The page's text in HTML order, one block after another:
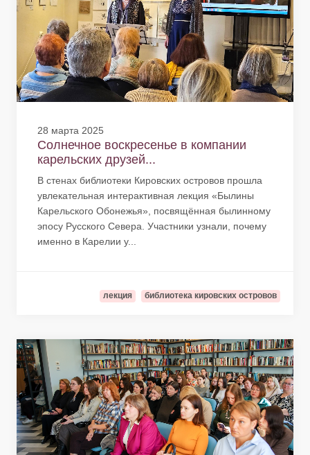
28 марта 2025
Солнечное воскресенье в компании
карельских друзей...
В стенах библиотеки Кировских островов прошла
увлекательная интерактивная лекция «Былины
Карельского Обонежья», посвящённая былинному
эпосу Русского Севера. Участники узнали, почему
именно в Карелии у...
лекция библиотека кировских островов